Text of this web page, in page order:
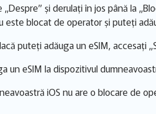
și derulați în jos până la
este blocat de operator și puteți
puteți adăuga un eSIM, accesați
un eSIM la dispozitivul
iOS nu are o blocare de